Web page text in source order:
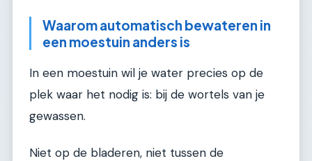
Waarom automatisch bewateren in
een moestuin anders is
In een moestuin wil je water precies op de
plek waar het nodig is: bij de wortels van je
gewassen.
Niet op de bladeren, niet tussen de